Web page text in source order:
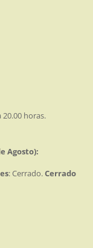
20.00 horas.
Agosto):
: Cerrado.Cerrado